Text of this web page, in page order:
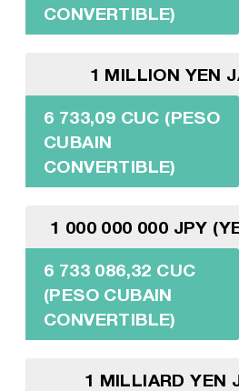
CONVERTIBLE)
1 MILLION YEN
6 733,09 CUC (PESO
CUBAIN
CONVERTIBLE)
1 000 000 000 JPY
6 733 086,32 CUC
(PESO CUBAIN
CONVERTIBLE)
1 MILLIARD YEN